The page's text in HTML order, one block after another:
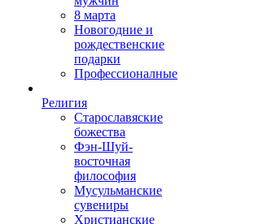
8 марта
Новогодние и
рождественские
подарки
Профессионалные
Религия
Старославяские
божества
Фэн-Шуй-
восточная
философия
Мусульманские
сувениры
Христианские